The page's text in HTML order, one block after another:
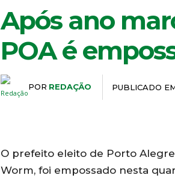
Após ano
POA é
POR REDAÇÃO PUBLICADO
O prefeito eleito de Porto
Worm, foi empossado nesta